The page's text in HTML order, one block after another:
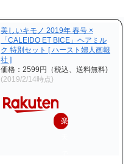
美しいキモノ 2019年 春号 ×
「CALEIDO ET BICE」ヘアミル
ク 特別セット [ ハースト婦人画報
社 ]
価格：2599円（税込、送料無料)
(2019/2/14時点)
楽